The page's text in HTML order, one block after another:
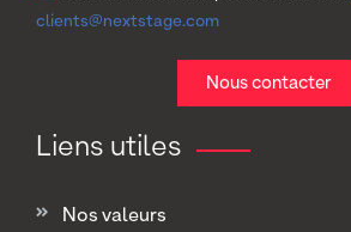
clients@nextstage.com
Nous contacter
Liens utiles
Nos valeurs